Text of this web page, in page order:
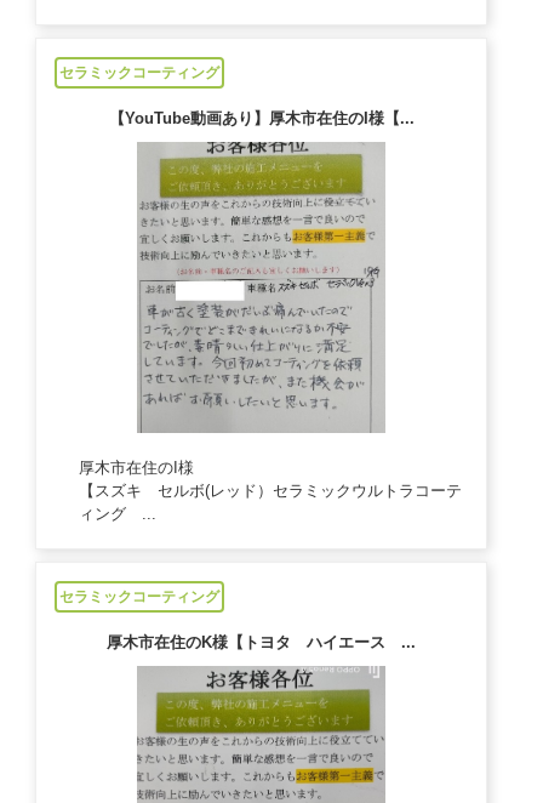
セラミックコーティング
【YouTube動画あり】厚木市在住のI様【...
厚木市在住のI様
【スズキ セルボ(レッド）セラミックウルトラコーテ
ィング ...
セラミックコーティング
厚木市在住のK様【トヨタ ハイエース ...